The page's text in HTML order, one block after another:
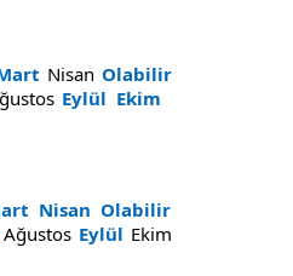
Nisan Olabilir
Eylül Ekim
Nisan Olabilir
Ağustos Eylül Ekim